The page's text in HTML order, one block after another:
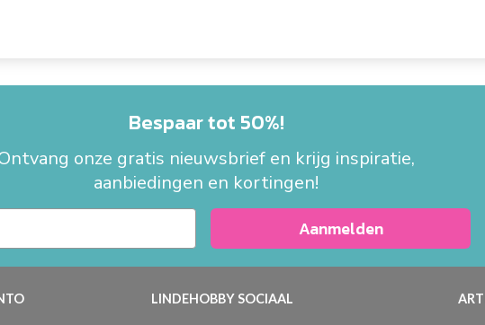
Bespaar tot 50%!
onze gratis nieuwsbrief en krijg inspiratie,
aanbiedingen en kortingen!
Aanmelden
LINDEHOBBY SOCIAAL